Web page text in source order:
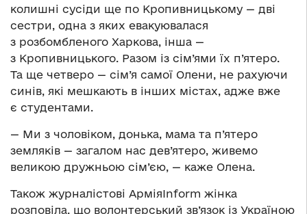
колишні сусіди ще по Кропивницькому — дві
сестри, одна з яких евакуювалася
з розбомбленого Харкова, інша —
з Кропивницького. Разом із сім’ями їх п’ятеро.
Та ще четверо — сім’я самої Олени, не рахуючи
синів, які мешкають в інших містах, адже вже
є студентами.
— Ми з чоловіком, донька, мама та п’ятеро
земляків — загалом нас дев’ятеро, живемо
великою дружньою сім’єю, — каже Олена.
Також журналістові АрміяInform жінка
розповіла, що волонтерський зв’язок із Україною